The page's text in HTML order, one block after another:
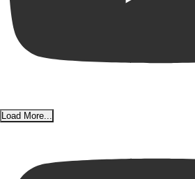
Load More...